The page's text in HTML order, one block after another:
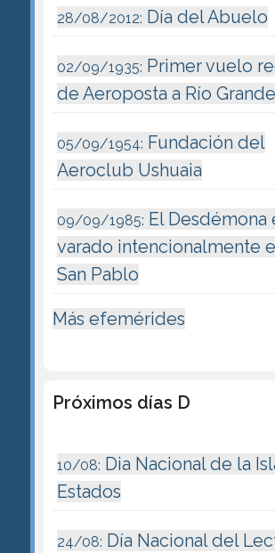
28/08/2012: Día del Abuelo
02/09/1935: Primer vuelo
de Aeroposta a Río Grande
05/09/1954: Fundación del
Aeroclub Ushuaia
09/09/1985: El Desdémona
varado intencionalmente
San Pablo
Más efemérides
Próximos días D
10/08: Dia Nacional de la
Estados
24/08: Día Nacional del